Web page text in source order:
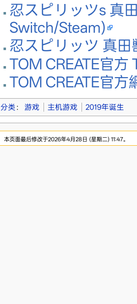
忍スピリッツs 真
Switch/Steam)
忍スピリッツ 真田
TOM CREATE官方
TOM CREATE官方
分类 ： 游戏 主机游戏 2019年诞生
本页面最后修改于2026年4月28日 (星期二) 11:47。